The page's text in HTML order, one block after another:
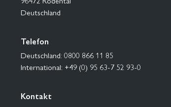
Deutschland
Telefon
Deutschland: 0800 866 11 85
International: +49 (0) 95 63-7 52 93-0
Kontakt